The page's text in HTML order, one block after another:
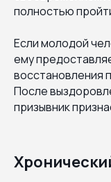
полностью
Если молодой
ему
восстановления
После
призывник